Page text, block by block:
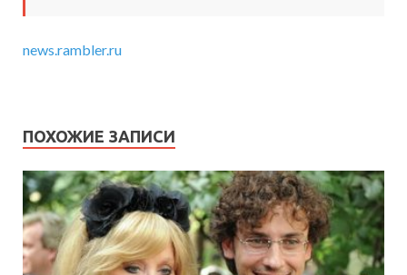
news.rambler.ru
ПОХОЖИЕ ЗАПИСИ